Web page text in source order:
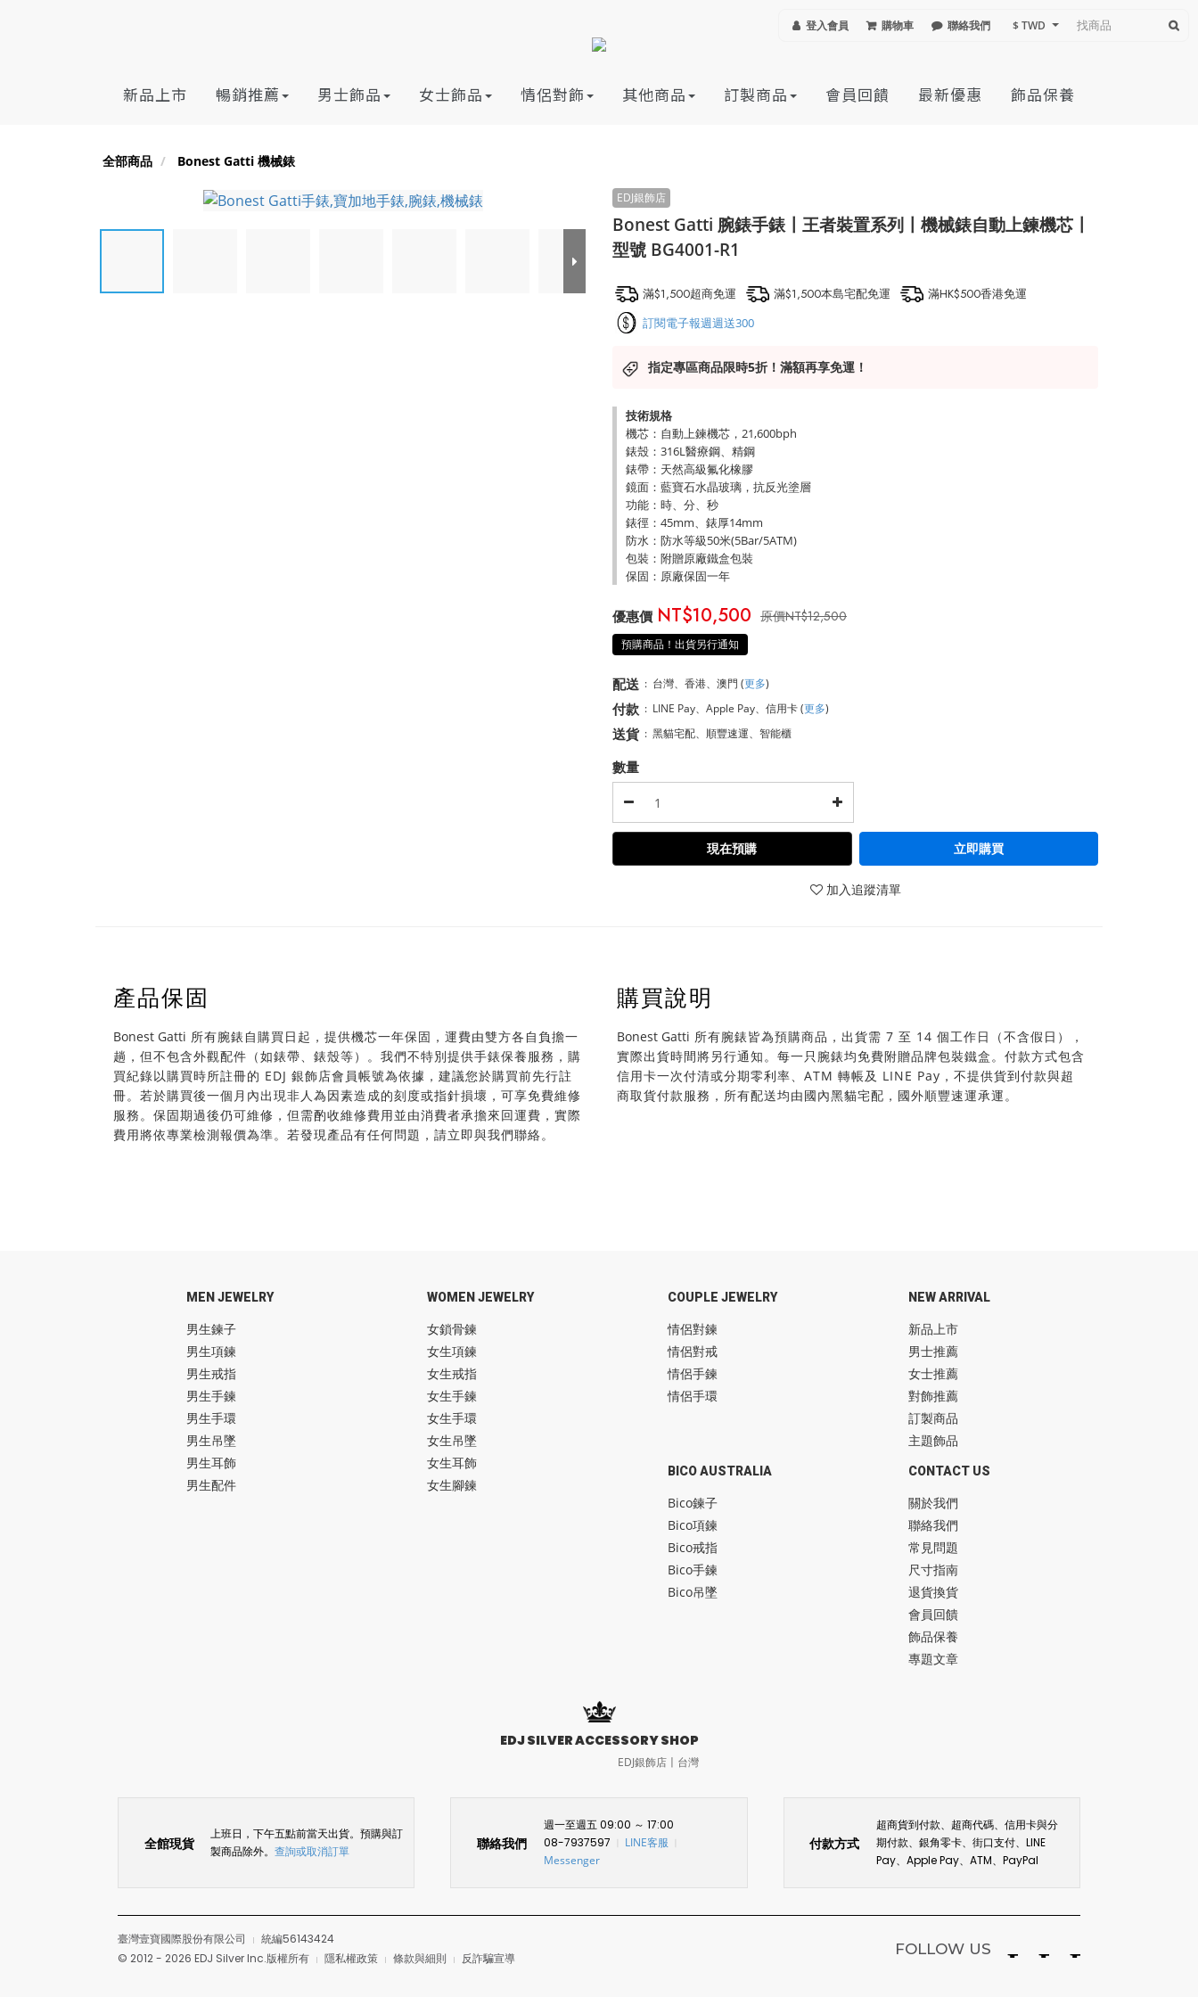
登入會員 購物車 聯絡我們 $ TWD
新品上市 暢銷推薦 男士飾品 女士飾品 情侶對飾 其他商品 訂製商品 會員回饋 最新優惠 飾品保養
全部商品 Bonest Gatti 機械錶
Bonest Gatti 腕錶手錶〡王者裝置系列〡機械錶自動上鍊機芯〡
型號 BG4001-R1
滿$1,500超商免運 滿$1,500本島宅配免運 滿HK$500香港免運
訂閱電子報週週送300
指定專區商品限時5折！滿額再享免運！
技術規格
機芯：自動上鍊機芯，21,600bph
錶殼：316L醫療鋼、精鋼
錶帶：天然高級氟化橡膠
鏡面：藍寶石水晶玻璃，抗反光塗層
功能：時、分、秒
錶徑：45mm、錶厚14mm
防水：防水等級50米(5Bar/5ATM)
包裝：附贈原廠鐵盒包裝
保固：原廠保固一年
NT$12,500
NT$10,500
預購商品！出貨另行通知
配送 : 台灣、香港、澳門 (更多)
付款 : LINE Pay、Apple Pay、信用卡(更多)
送貨 : 黑貓宅配、順豐速運、智能櫃
數量
現在預購 立即購買
加入追蹤清單
產品保固
Bonest Gatti 所有腕錶自購買日起，提供機芯一年保固，運費由雙方各自負擔一
趟，但不包含外觀配件（如錶帶、錶殼等）。我們不特別提供手錶保養服務，購
買紀錄以購買時所註冊的 EDJ 銀飾店會員帳號為依據，建議您於購買前先行註
冊。若於購買後一個月內出現非人為因素造成的刻度或指針損壞，可享免費維修
服務。保固期過後仍可維修，但需酌收維修費用並由消費者承擔來回運費，實際
費用將依專業檢測報價為準。若發現產品有任何問題，請立即與我們聯絡。
購買說明
Bonest Gatti 所有腕錶皆為預購商品，出貨需 7 至 14 個工作日（不含假日），
實際出貨時間將另行通知。每一只腕錶均免費附贈品牌包裝鐵盒。付款方式包含
信用卡一次付清或分期零利率、ATM 轉帳及 LINE Pay，不提供貨到付款與超
商取貨付款服務，所有配送均由國內黑貓宅配，國外順豐速運承運。
MEN JEWELRY
男生鍊子
男生項鍊
男生戒指
男生手鍊
男生手環
男生吊墜
男生耳飾
男生配件
WOMEN JEWELRY
女鎖骨鍊
女生項鍊
女生戒指
女生手鍊
女生手環
女生吊墜
女生耳飾
女生腳鍊
COUPLE JEWELRY
情侶對鍊
情侶對戒
情侶手鍊
情侶手環
BICO AUSTRALIA
Bico鍊子
Bico項鍊
Bico戒指
Bico手鍊
Bico吊墜
NEW ARRIVAL
新品上市
男士推薦
女士推薦
對飾推薦
訂製商品
主題飾品
CONTACT US
關於我們
聯絡我們
常見問題
尺寸指南
退貨換貨
會員回饋
飾品保養
專題文章
EDJ SILVER ACCESSORY SHOP
EDJ銀飾店〡台灣
全館現貨
上班日，下午五點前當天出貨。預購與訂
製商品除外。查詢或取消訂單 聯絡我們
週一至週五 09:00 ～ 17:00
08-7937597
LINE客服
Messenger
付款方式
超商貨到付款、超商代碼、信用卡與分
期付款、銀角零卡、街口支付、LINE
Pay、Apple Pay、ATM、PayPal
臺灣壹寶國際股份有限公司
統編56143424
© 2012 - 2026 EDJ Silver Inc.版權所有
隱私權政策 條款與細則 反詐騙宣導
FOLLOW US